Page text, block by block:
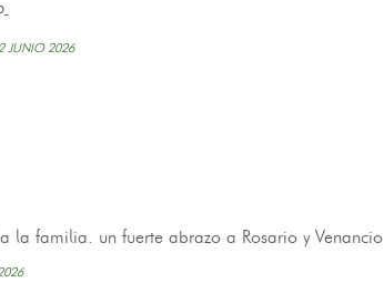
JUNIO 2026
la familia. un fuerte abrazo a Rosario y Venancio